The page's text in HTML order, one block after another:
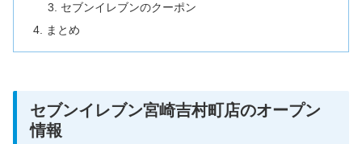
セブンイレブンのクーポン
まとめ
セブンイレブン宮崎吉村町店のオープン
情報